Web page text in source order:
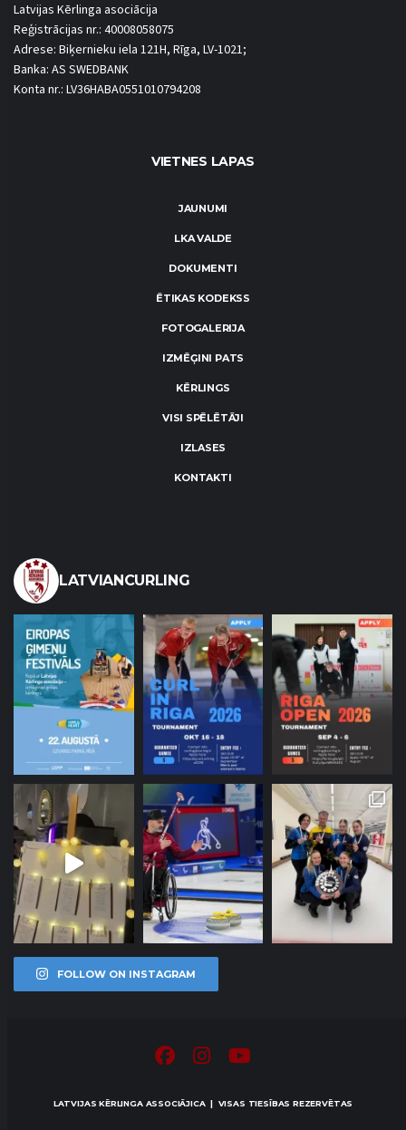
Latvijas Kērlinga asociācija
Reģistrācijas nr.: 40008058075
Adrese: Biķernieku iela 121H, Rīga, LV-1021;
Banka: AS SWEDBANK
Konta nr.: LV36HABA0551010794208
VIETNES LAPAS
JAUNUMI
LKA VALDE
DOKUMENTI
ĒTIKAS KODEKSS
FOTOGALERIJA
IZMĒĢINI PATS
KĒRLINGS
VISI SPĒLĒTĀJI
IZLASES
KONTAKTI
LATVIANCURLING
FOLLOW ON INSTAGRAM
LATVIJAS KĒRLINGA ASSOCIĀJICA | VISAS TIESĪBAS REZERVĒTAS